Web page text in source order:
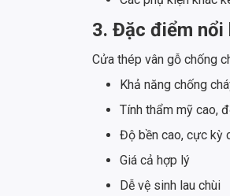
3. Đặc điểm nổi
Cửa thép vân gỗ chống
Khả năng chống
Tính thẩm mỹ cao,
Độ bền cao, cực kỳ
Giá cả hợp lý
Dễ vệ sinh lau chùi